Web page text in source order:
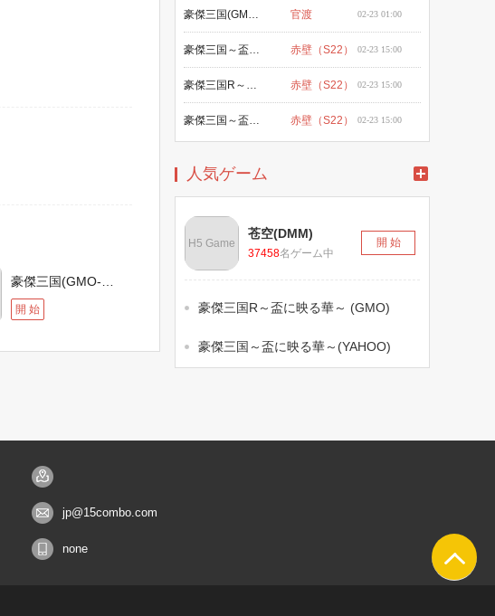
開 始
豪傑三国(GMO-Sandbox) 官渡 02-23 01:00
豪傑三国～盃に映る華～(YAHOO) 赤壁（S22） 02-23 15:00
豪傑三国R～盃に映る華～ (GMO) 赤壁（S22） 02-23 15:00
豪傑三国～盃に映る華～ (Niji) 赤壁（S22） 02-23 15:00
人気ゲーム
H5 Game
苍空(DMM)
37458名ゲーム中
開 始
豪傑三国R～盃に映る華～ (GMO)
豪傑三国～盃に映る華～(YAHOO)
jp@15combo.com
none